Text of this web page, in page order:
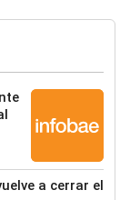
a cerrar el